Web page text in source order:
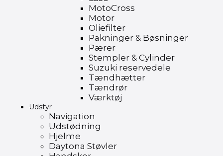
MotoCross
Motor
Oliefilter
Pakninger & Bøsninger
Pærer
Stempler & Cylinder
Suzuki reservedele
Tændhætter
Tændrør
Værktøj
Udstyr
Navigation
Udstødning
Hjelme
Daytona Støvler